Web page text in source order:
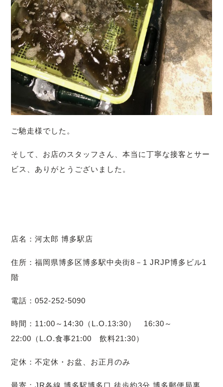
ご馳走様でした。
そして、お店のスタッフさん、本当に丁寧な接客とサー
ビス、ありがとうございました。
店名：河太郎 博多駅店
住所：福岡県博多区博多駅中央街8－1 JRJP博多ビル1
階
電話：052‐252‐5090
時間：11:00～14:30（L.O.13:30） 16:30～
22:00（L.O.食事21:00 飲料21:30）
定休：不定休・お盆、お正月のみ
最寄：JR各線 博多駅博多口 徒歩約3分 博多郵便局裏